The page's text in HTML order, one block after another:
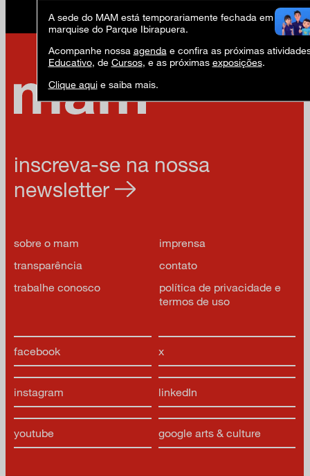
facebook x
instagram linkedIn
youtube google arts & culture
inscreva-se na nossa
newsletter
sobre o mam
imprensa
transparência
contato
trabalhe conosco
política de privacidade e
termos de uso
A sede do MAM está temporariamente fechada em virtude
marquise do Parque Ibirapuera.
Acompanhe nossa agenda e confira as próximas
Educativo, de Cursos, e as próximas exposições.
Clique aquie saiba mais.